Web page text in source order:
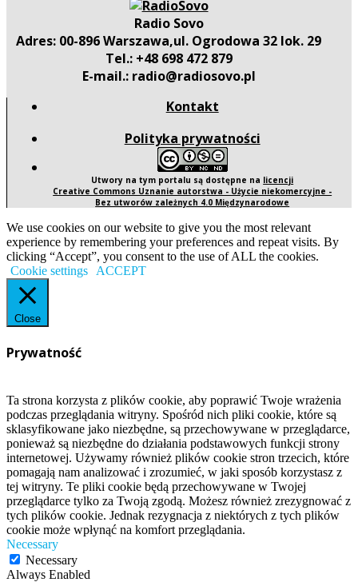
Radio Sovo
Adres: 00-896 Warszawa,ul. Ogrodowa 32 lok. 29
Tel.: +48 698 472 879
E-mail.: radio@radiosovo.pl
Kontakt
Polityka prywatności
Utwory na tym portalu są dostępne na licencji
Creative Commons Uznanie autorstwa - Użycie niekomercyjne -
Bez utworów zależnych 4.0 Międzynarodowe
We use cookies on our website to give you the most relevant
experience by remembering your preferences and repeat visits. By
clicking “Accept”, you consent to the use of ALL the cookies.
Cookie settings
ACCEPT
Close
Prywatność
Ta strona korzysta z plików cookie, aby poprawić Twoje wrażenia
podczas przeglądania witryny. Spośród nich pliki cookie, które są
sklasyfikowane jako niezbędne, są przechowywane w przeglądarce,
ponieważ są niezbędne do działania podstawowych funkcji strony
internetowej. Używamy również plików cookie stron trzecich, które
pomagają nam analizować i zrozumieć, w jaki sposób korzystasz z
tej witryny. Te pliki cookie będą przechowywane w Twojej
przeglądarce tylko za Twoją zgodą. Możesz również zrezygnować z
tych plików cookie. Jednak rezygnacja z niektórych z tych plików
cookie może wpłynąć na komfort przeglądania.
Necessary
Necessary
Always Enabled